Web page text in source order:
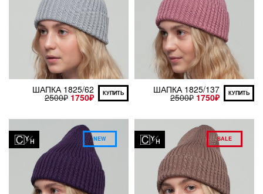
ШАПКА 1825/62
2500₽ 1750₽ КУПИТЬ ШАПКА 1825/137
2500₽ 1750₽ КУПИТЬ
NEW SALE